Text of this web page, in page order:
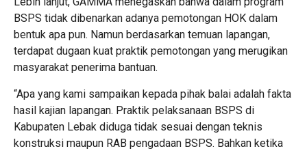
BSPS tidak dibenarkan adanya pemotongan HOK dalam
bentuk apa pun. Namun berdasarkan temuan lapangan,
terdapat dugaan kuat praktik pemotongan yang merugikan
masyarakat penerima bantuan.
“Apa yang kami sampaikan kepada pihak balai adalah fakta
hasil kajian lapangan. Praktik pelaksanaan BSPS di
Kabupaten Lebak diduga tidak sesuai dengan teknis
konstruksi maupun RAB pengadaan BSPS. Bahkan ketika